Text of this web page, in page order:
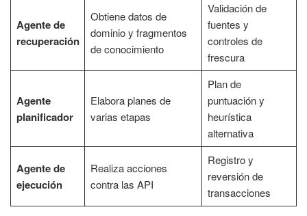
Agente de
recuperación
Obtiene datos de
dominio y fragmentos
de conocimiento
Validación de
fuentes y
controles de
frescura
Agente
planificador
Elabora planes de
varias etapas
Plan de
puntuación y
heurística
alternativa
Agente de
ejecución
Realiza acciones
contra las API
Registro y
reversión de
transacciones